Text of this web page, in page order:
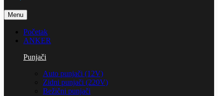
Menu
Početak
ANKER
Punjači
Auto punjači (12V)
Zidni punjači (220V)
Bežični punjači